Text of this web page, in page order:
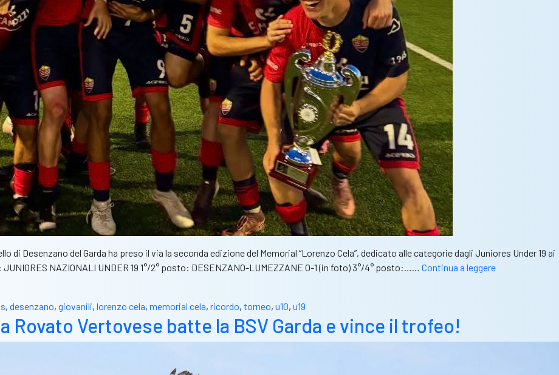
Desenzano del Garda ha preso il via la seconda edizione del Memorial “Lorenzo Cela”, dedicato alle categorie dagli Juniores Under 19 ai
NAZIONALI UNDER 19 1°/2° posto: DESENZANO-LUMEZZANE 0-1 (in foto) 3°/4° posto:…… Continua a leggereSeconda
il
, desenzano, giovanili, lorenzo cela, memorial cela, ricordo, torneo, u10, u19
Rovato Vertovese batte la BSV Garda e vince il trofeo!